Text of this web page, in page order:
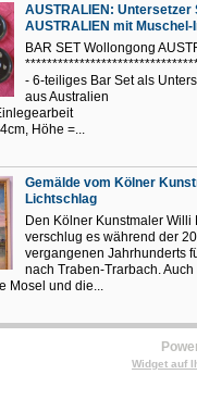
AUSTRALIEN: Untersetzer
AUSTRALIEN mit
BAR SET Wollongong
- 6-teiliges Bar Set als
aus Australien
Höhe =...
Gemälde vom Kölner
Lichtschlag
Den Kölner Kunstmaler Willi
verschlug es während der
vergangenen Jahrhunderts
nach Traben-Trarbach.
Mosel und die...
Widget auf